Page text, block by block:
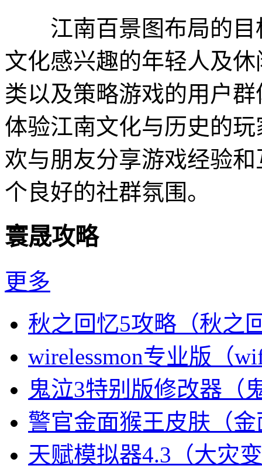
江南百景图布局的目
文化感兴趣的年轻人及
类以及策略游戏的用户
体验江南文化与历史的
欢与朋友分享游戏经验
个良好的社群氛围。
寰晟攻略
更多
秋之回忆5攻略（秋之
wirelessmon专业版（
鬼泣3特别版修改器（
警官金面猴王皮肤（
天赋模拟器4.3（大灾